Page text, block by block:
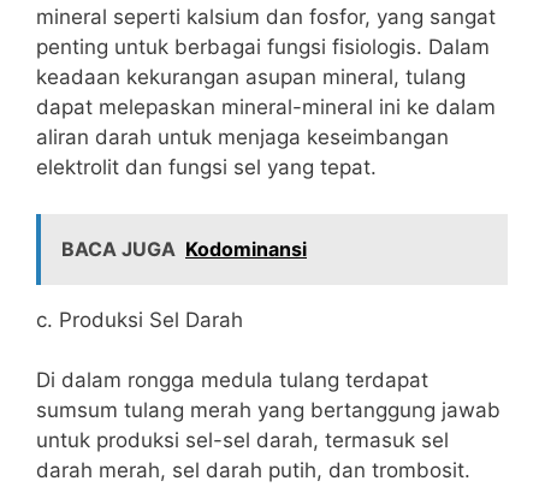
mineral seperti kalsium dan fosfor, yang sangat
penting untuk berbagai fungsi fisiologis. Dalam
keadaan kekurangan asupan mineral, tulang
dapat melepaskan mineral-mineral ini ke dalam
aliran darah untuk menjaga keseimbangan
elektrolit dan fungsi sel yang tepat.
BACA JUGA Kodominansi
c. Produksi Sel Darah
Di dalam rongga medula tulang terdapat
sumsum tulang merah yang bertanggung jawab
untuk produksi sel-sel darah, termasuk sel
darah merah, sel darah putih, dan trombosit.